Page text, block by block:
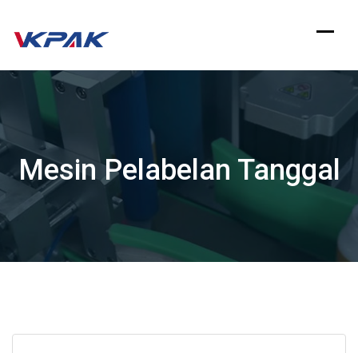
Langsung
Mesin Pelabelan Tanggal